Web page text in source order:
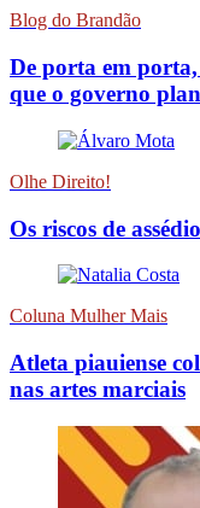
Blog do Brandão
De porta em porta,
que o governo
Olhe Direito!
Os riscos de assédio
Coluna Mulher Mais
Atleta piauiense
nas artes marciais